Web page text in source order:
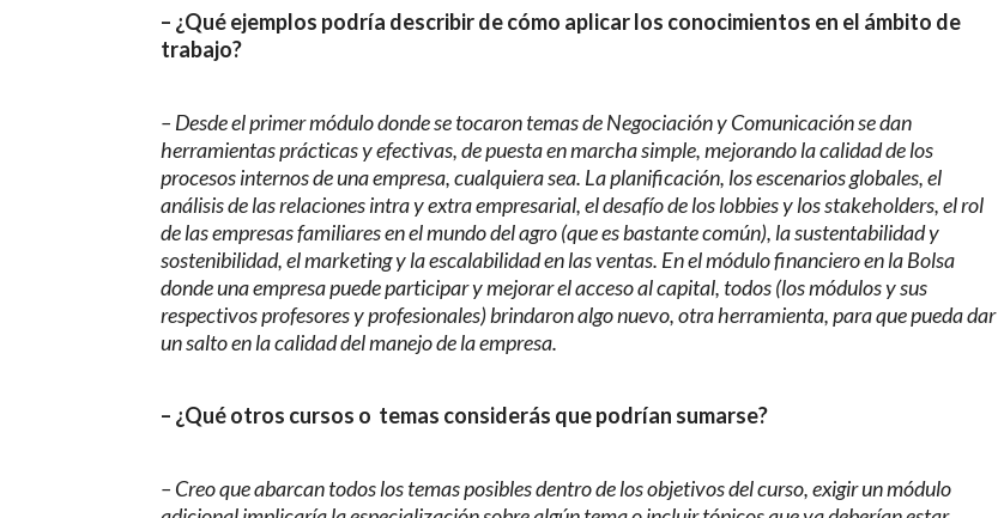
– ¿Qué ejemplos podría describir de cómo aplicar los conocimientos en el ámbito de
trabajo?
– Desde el primer módulo donde se tocaron temas de Negociación y Comunicación se dan
herramientas prácticas y efectivas, de puesta en marcha simple, mejorando la calidad de los
procesos internos de una empresa, cualquiera sea. La planificación, los escenarios globales, el
análisis de las relaciones intra y extra empresarial, el desafío de los lobbies y los stakeholders, el rol
de las empresas familiares en el mundo del agro (que es bastante común), la sustentabilidad y
sostenibilidad, el marketing y la escalabilidad en las ventas. En el módulo financiero en la Bolsa
donde una empresa puede participar y mejorar el acceso al capital, todos (los módulos y sus
respectivos profesores y profesionales) brindaron algo nuevo, otra herramienta, para que pueda dar
un salto en la calidad del manejo de la empresa.
– ¿Qué otros cursos o temas considerás que podrían sumarse?
– Creo que abarcan todos los temas posibles dentro de los objetivos del curso, exigir un módulo